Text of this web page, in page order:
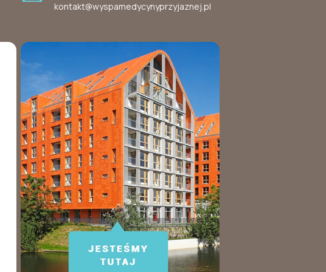
kontakt@wyspamedycynyprzyjaznej.pl